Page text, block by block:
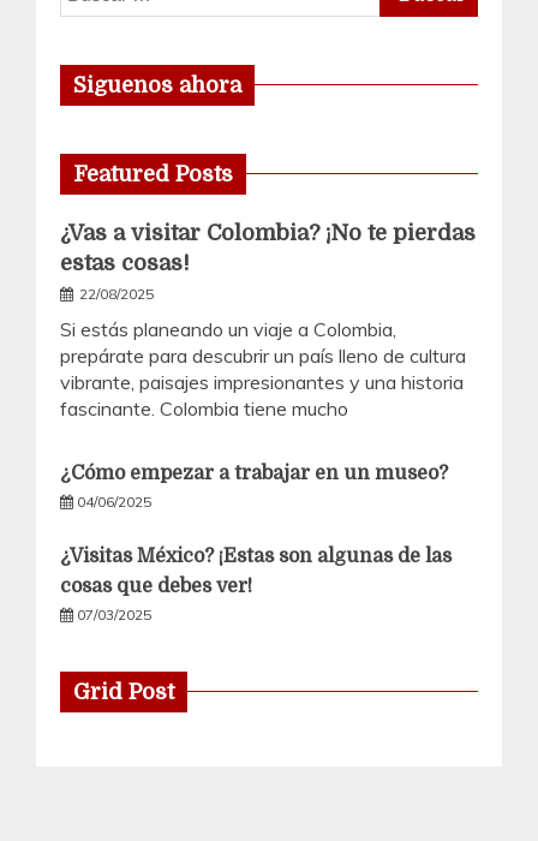
Siguenos ahora
Featured Posts
¿Vas a visitar Colombia? ¡No te pierdas
estas cosas!
22/08/2025
Si estás planeando un viaje a Colombia,
prepárate para descubrir un país lleno de cultura
vibrante, paisajes impresionantes y una historia
fascinante. Colombia tiene mucho
¿Cómo empezar a trabajar en un museo?
04/06/2025
¿Visitas México? ¡Estas son algunas de las
cosas que debes ver!
07/03/2025
Grid Post